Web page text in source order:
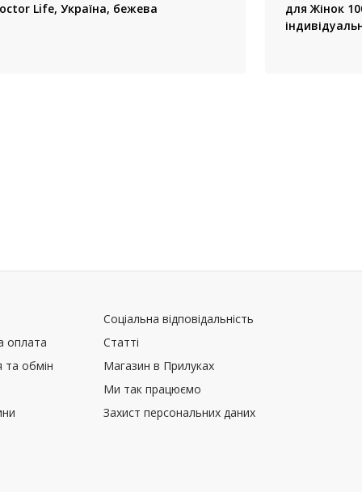
Life, Україна, бежева
для Жінок
оплата
та обмін
Соціальна відповідальність
Статті
Магазин в Прилуках
Ми так працюємо
Захист персональних даних